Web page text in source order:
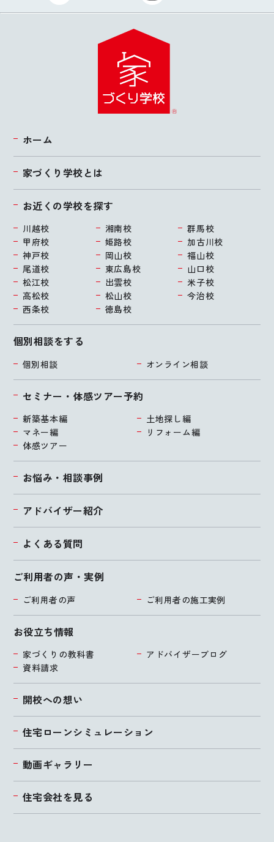
ホーム
家づくり学校とは
お悩み・相談事例
アドバイザー紹介
よくある質問
ご利用者の声・実例
ご利用者の声 ご利用者の施工実例
個別相談をする
個別相談 オンライン相談
セミナー・体感ツアー予約
新築基本編
土地探し編
マネー編
リフォーム編
体感ツアー
お近くの学校を探す
川越校 湘南校
群馬校
甲府校
姫路校
加古川校
神戸校
岡山校
福山校
尾道校
東広島校
山口校
松江校
出雲校
米子校
高松校
松山校
今治校
西条校
徳島校
お役立ち情報
家づくりの教科書
アドバイザーブログ
資料請求
開校への想い
住宅ローンシミュレーション
動画ギャラリー
住宅会社を見る